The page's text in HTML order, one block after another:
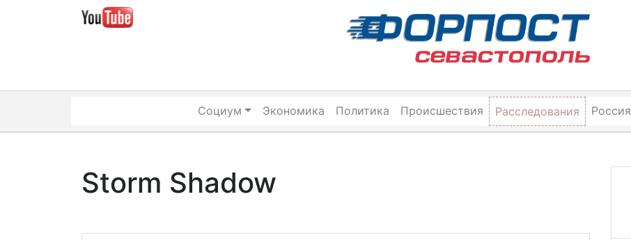
Социум Экономика Политика Происшествия Расследования Россия
Storm Shadow